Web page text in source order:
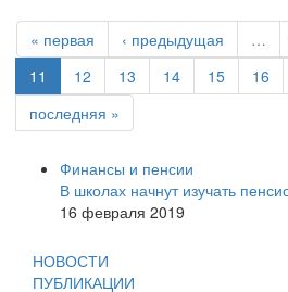
« первая ‹ предыдущая …
11
12 13 14 15 16
последняя »
Финансы и пенсии
В школах начнут изучать
16 февраля 2019
НОВОСТИ
ПУБЛИКАЦИИ